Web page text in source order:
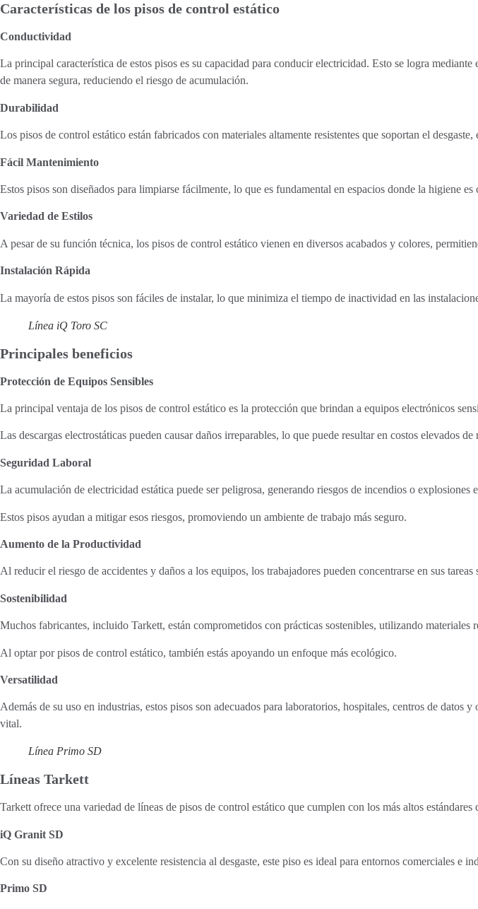
Características de los pisos de control estático
Conductividad
La principal característica de estos pisos es su capacidad para conducir electricidad. Esto se logra
de manera segura, reduciendo el riesgo de acumulación.
Durabilidad
Los pisos de control estático están fabricados con materiales altamente resistentes que soportan el
Fácil Mantenimiento
Estos pisos son diseñados para limpiarse fácilmente, lo que es fundamental en espacios donde la higiene
Variedad de Estilos
A pesar de su función técnica, los pisos de control estático vienen en diversos acabados y colores,
Instalación Rápida
La mayoría de estos pisos son fáciles de instalar, lo que minimiza el tiempo de inactividad en las
Línea iQ Toro SC
Principales beneficios
Protección de Equipos Sensibles
La principal ventaja de los pisos de control estático es la protección que brindan a equipos electrónicos
Las descargas electrostáticas pueden causar daños irreparables, lo que puede resultar en costos elevados
Seguridad Laboral
La acumulación de electricidad estática puede ser peligrosa, generando riesgos de incendios o explosiones
Estos pisos ayudan a mitigar esos riesgos, promoviendo un ambiente de trabajo más seguro.
Aumento de la Productividad
Al reducir el riesgo de accidentes y daños a los equipos, los trabajadores pueden concentrarse en sus
Sostenibilidad
Muchos fabricantes, incluido Tarkett, están comprometidos con prácticas sostenibles, utilizando materiales
Al optar por pisos de control estático, también estás apoyando un enfoque más ecológico.
Versatilidad
Además de su uso en industrias, estos pisos son adecuados para laboratorios, hospitales, centros de datos
vital.
Línea Primo SD
Líneas Tarkett
Tarkett ofrece una variedad de líneas de pisos de control estático que cumplen con los más altos
iQ Granit SD
Con su diseño atractivo y excelente resistencia al desgaste, este piso es ideal para entornos comerciales e
Primo SD